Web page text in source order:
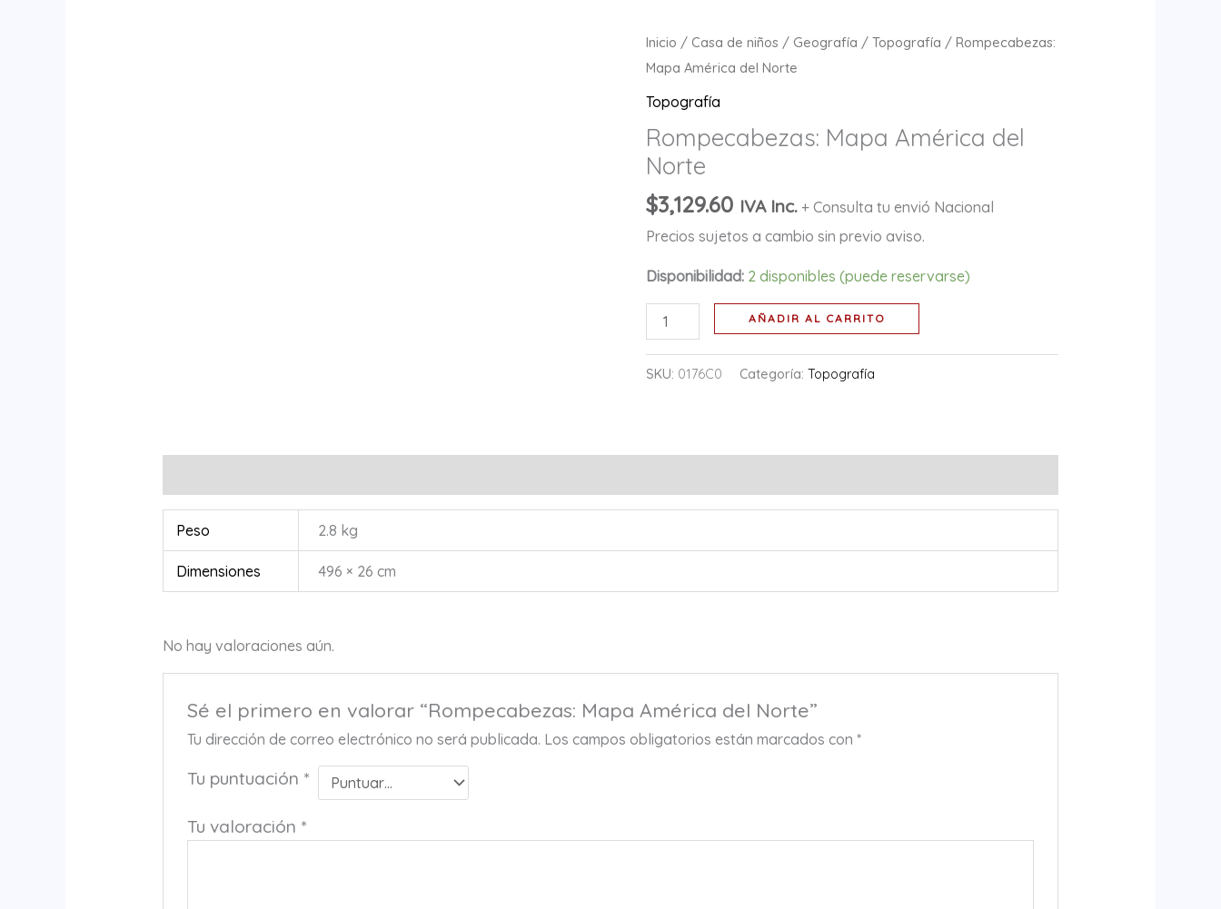
Inicio / Casa de niños / Geografía /Topografía / Rompecabezas:
Mapa América del Norte
Topografía
Rompecabezas: Mapa América del
Norte
$3,129.60 IVA Inc. + Consulta tu envió Nacional
Precios sujetos a cambio sin previo aviso.
Disponibilidad: 2 disponibles (puede reservarse)
Rompecabezas:
Mapa
América
Norte
cantidad
AÑADIR AL CARRITO
SKU: 0176C0 Categoría:Topografía
Peso 2.8 kg
Dimensiones 496 × 26 cm
No hay valoraciones aún.
Sé el primero en valorar “Rompecabezas: Mapa América del Norte”
Tu dirección de correo electrónico no será publicada. Los campos obligatorios están marcados con*
Tu puntuación *
Tu valoración *